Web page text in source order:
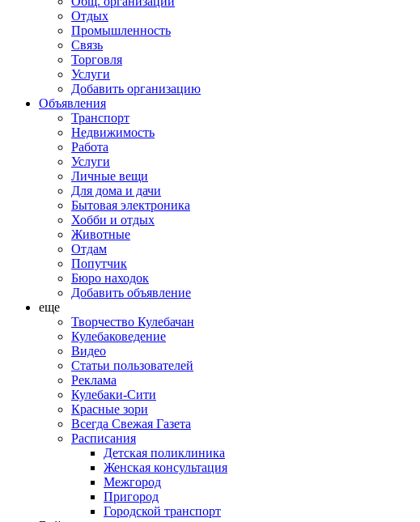
Отдых
Промышленность
Связь
Торговля
Услуги
Добавить организацию
Объявления
Транспорт
Недвижимость
Работа
Услуги
Личные вещи
Для дома и дачи
Бытовая электроника
Хобби и отдых
Животные
Отдам
Попутчик
Бюро находок
Добавить объявление
еще
Творчество Кулебачан
Кулебаковедение
Видео
Статьи пользователей
Реклама
Кулебаки-Сити
Красные зори
Всегда Свежая Газета
Расписания
Детская поликлиника
Женская консультация
Межгород
Пригород
Городской транспорт